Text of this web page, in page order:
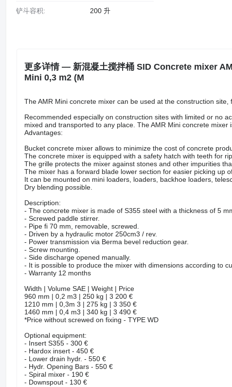
铲斗容积: 200 升
更多详情 — 新混凝土搅拌桶 SID Concrete mixer
Mini 0,3 m2 (M
The AMR Mini concrete mixer can be used at the construction
Recommended especially on construction sites with limited or no
mixed and transported to any place. The AMR Mini concrete
Advantages:
Bucket concrete mixer allows to minimize the cost of concrete
The concrete mixer is equipped with a safety hatch with teeth for
The grille protects the mixer against stones and other impurities
The mixer has a forward blade lower section for easier picking up
It can be mounted on mini loaders, loaders, backhoe loaders,
Dry blending possible.
Description:
- The concrete mixer is made of S355 steel with a thickness of 5
- Screwed paddle stirrer.
- Pipe fi 70 mm, removable, screwed.
- Driven by a hydraulic motor 250cm3 / rev.
- Power transmission via Berma bevel reduction gear.
- Screw mounting.
- Side discharge opened manually.
- It is possible to produce the mixer with dimensions according to
- Warranty 12 months
Width | Volume SAE | Weight | Price
960 mm | 0,2 m3 | 250 kg | 3 200 €
1210 mm | 0,3m 3 | 275 kg | 3 350 €
1460 mm | 0,4 m3 | 340 kg | 3 490 €
*Price without screwed on fixing - TYPE WD
Optional equipment:
- Insert S355 - 300 €
- Hardox insert - 450 €
- Lower drain hydr. - 550 €
- Hydr. Opening Bars - 550 €
- Spiral mixer - 190 €
- Downspout - 130 €